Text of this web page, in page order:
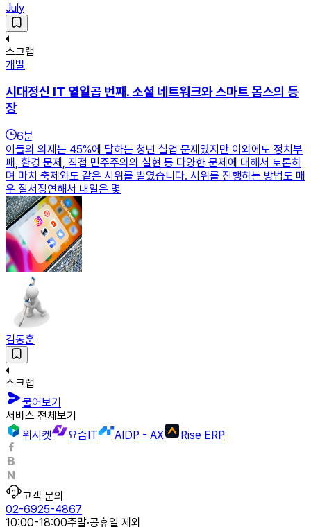
July
스크랩
개발
시대정신 IT 열일곱 번째. 소셜 네트워크와 스마트 몹스의 등
장
6분
이들의 의제는 45%에 달하는 청년 실업 문제였지만 이외에도 정치부
패, 환경 문제, 직접 민주주의의 실현 등 다양한 문제에 대해서 토론하
며 마치 축제와도 같은 시위를 벌였습니다. 시위를 진행하는 방법도 매
우 질서정연해서 내일은 몇
김동훈
스크랩
물어보기
서비스 전체보기
위시켓
요즘IT AIDP - AX Rise ERP
고객 문의
02-6925-4867
10:00-18:00주말·공휴일 제외